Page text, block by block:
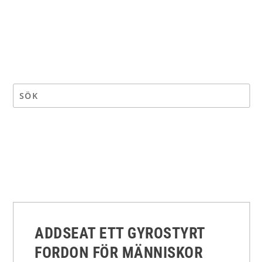
ADDSEAT ETT GYROSTYRT
FORDON FÖR MÄNNISKOR